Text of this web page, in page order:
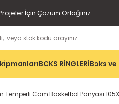
İçin Çözüm Ortağınız
BOKS RİNGLERİBoks ve
Temperli Cam Basketbol Panyası